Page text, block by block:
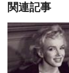
関連記事